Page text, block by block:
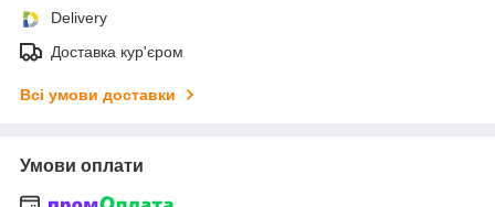
Delivery
Доставка кур'єром
Всі умови доставки
Умови оплати